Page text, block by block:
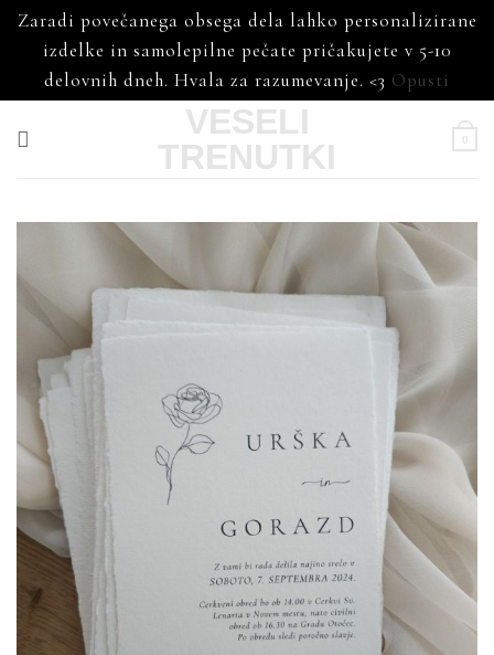
Zaradi povečanega obsega dela lahko personalizirane
izdelke in samolepilne pečate pričakujete v 5-10
delovnih dneh. Hvala za razumevanje. <3 Opusti
VESELI
TRENUTKI
0